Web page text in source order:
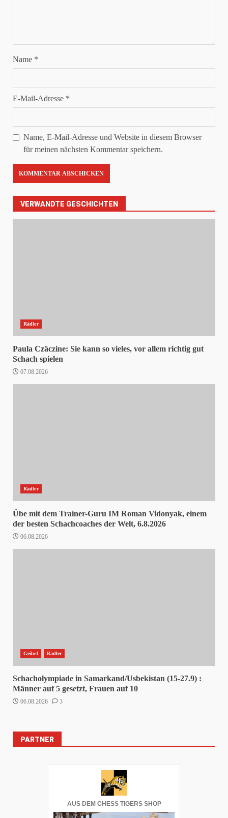
Name *
E-Mail-Adresse *
Name, E-Mail-Adresse und Website in diesem Browser
für meinen nächsten Kommentar speichern.
VERWANDTE GESCHICHTEN
Rädler
Paula Czäczine: Sie kann so vieles, vor allem richtig gut
Schach spielen
07.08.2026
Rädler
Übe mit dem Trainer-Guru IM Roman Vidonyak, einem
der besten Schachcoaches der Welt, 6.8.2026
06.08.2026
Geibel Rädler
Schacholympiade in Samarkand/Usbekistan (15-27.9) :
Männer auf 5 gesetzt, Frauen auf 10
06.08.2026 3
PARTNER
AUS DEM CHESS TIGERS SHOP